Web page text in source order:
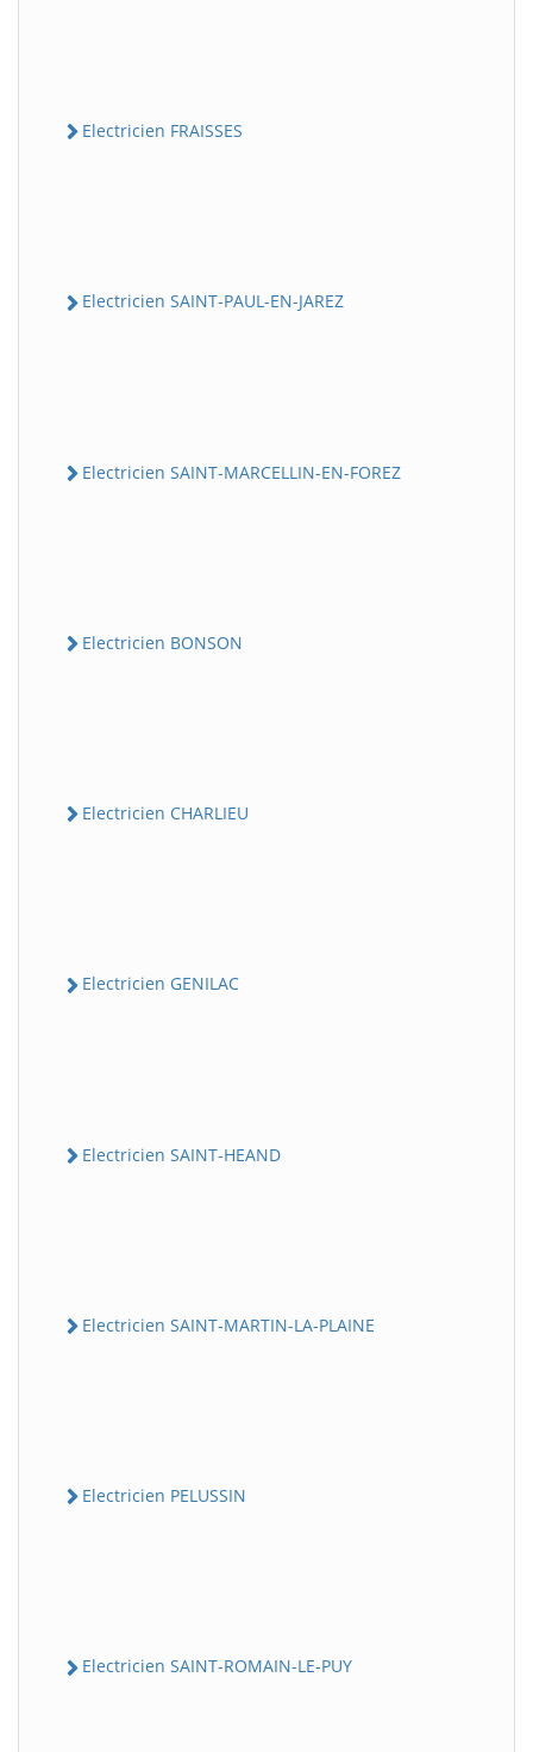
Electricien FRAISSES
Electricien SAINT-PAUL-EN-JAREZ
Electricien SAINT-MARCELLIN-EN-FOREZ
Electricien BONSON
Electricien CHARLIEU
Electricien GENILAC
Electricien SAINT-HEAND
Electricien SAINT-MARTIN-LA-PLAINE
Electricien PELUSSIN
Electricien SAINT-ROMAIN-LE-PUY